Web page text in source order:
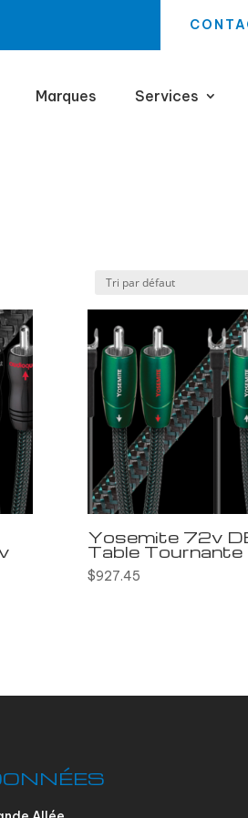
Marques Services
Yosemite 72v
Table Tournante
$927.45